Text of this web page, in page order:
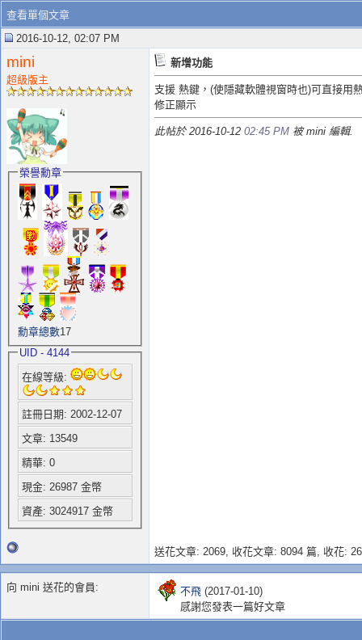
查看單個文章
2016-10-12, 02:07 PM
mini
超級版主
榮譽勳章
勳章總數17
UID - 4144
在線等級:
註冊日期: 2002-12-07
文章: 13549
精華: 0
現金: 26987 金幣
資產: 3024917 金幣
新增功能
支援 熱鍵，(使隱藏軟體視窗時也)可直接用
修正顯示
此帖於 2016-10-12 02:45 PM 被 mini 編輯.
送花文章: 2069, 收花文章: 8094 篇, 收花:
向 mini 送花的會員: 不飛 (2017-01-10)
感謝您發表一篇好文章